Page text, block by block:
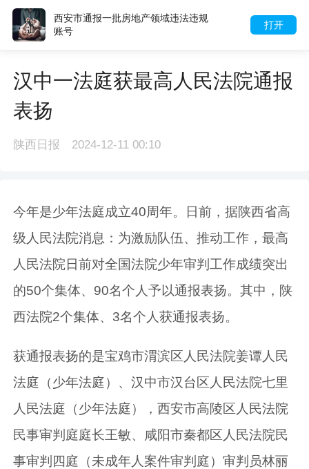
打开
西安市通报一批房地产领域违法违规
账号
汉中一法庭获最高人民法院通报
表扬
陕西日报 2024-12-11 00:10
今年是少年法庭成立40周年。日前，据陕西省高
级人民法院消息：为激励队伍、推动工作，最高
人民法院日前对全国法院少年审判工作成绩突出
的50个集体、90名个人予以通报表扬。其中，陕
西法院2个集体、3名个人获通报表扬。
获通报表扬的是宝鸡市渭滨区人民法院姜谭人民
法庭（少年法庭）、汉中市汉台区人民法院七里
人民法庭（少年法庭），西安市高陵区人民法院
民事审判庭庭长王敏、咸阳市秦都区人民法院民
事审判四庭（未成年人案件审判庭）审判员林丽